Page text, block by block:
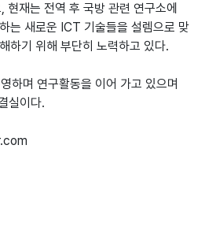
현재는 전역 후 국방 관련 연구소에
는 새로운 ICT 기술들을 설렘으로 맞
하기 위해 부단히 노력하고 있다.
하며 연구활동을 이어 가고 있으며
실이다.